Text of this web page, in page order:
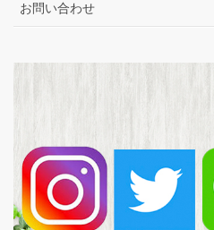
お問い合わせ